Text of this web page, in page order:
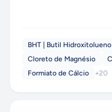
BHT | Butil Hidroxitolueno
Cloreto de Magnésio
Formiato de Cálcio
+20